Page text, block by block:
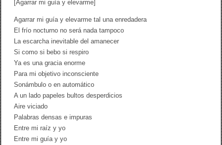
[Agarrar mi guía y elevarme]
Agarrar mi guía y elevarme tal una enredadera
El frío nocturno no será nada tampoco
La escarcha inevitable del amanecer
Si como si bebo si respiro
Ya es una gracia enorme
Para mi objetivo inconsciente
Sonámbulo o en automático
A un lado papeles bultos desperdicios
Aire viciado
Palabras densas e impuras
Entre mi raíz y yo
Entre mi guía y yo